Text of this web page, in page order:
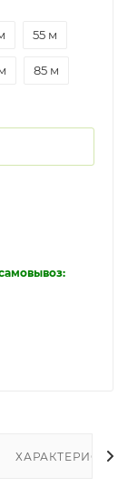
55 м
85 м